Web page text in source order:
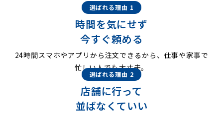
選ばれる理由 1
時間を気にせず
今すぐ頼める
24時間スマホやアプリから注文できるから、仕事や家事で
忙しい人でも大丈夫。
選ばれる理由 2
店舗に行って
並ばなくていい